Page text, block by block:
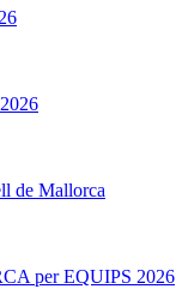
de Mallorca
per EQUIPS 2026